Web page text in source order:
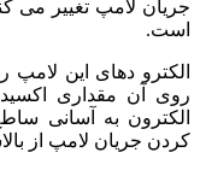
لامپ تغییر می کند ک
دهای این لامپ را از
مقداری اکسید فلز
به آسانی ساطع می
لامپ از بالاست